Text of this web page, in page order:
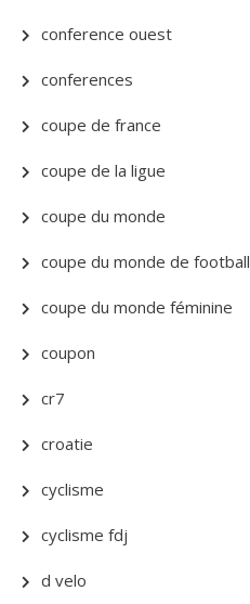
conference ouest
conferences
coupe de france
coupe de la ligue
coupe du monde
coupe du monde de football
coupe du monde féminine
coupon
cr7
croatie
cyclisme
cyclisme fdj
d velo